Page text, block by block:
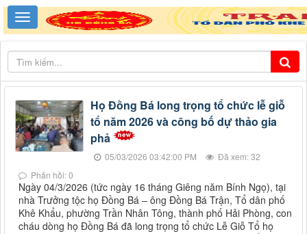
Họ Đồng Bá long trọng tổ chức lễ giỗ
tổ năm 2026 và công bố dự thảo gia
phả
05/03/2026 03:42:00 PM
Đã xem: 32
Phản hồi: 0
Ngày 04/3/2026 (tức ngày 16 tháng Giêng năm Bính Ngọ), tại
nhà Trưởng tộc họ Đồng Bá – ông Đồng Bá Trận, Tổ dân phố
Khê Khẩu, phường Trần Nhân Tông, thành phố Hải Phòng, con
cháu dòng họ Đồng Bá đã long trọng tổ chức Lễ Giỗ Tổ họ